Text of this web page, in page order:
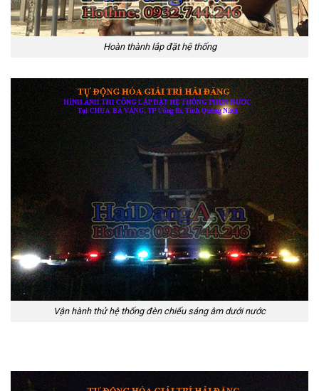
Hoàn thành lắp đặt hệ thống
Vận hành thử hệ thống đèn chiếu sáng âm dưới nước